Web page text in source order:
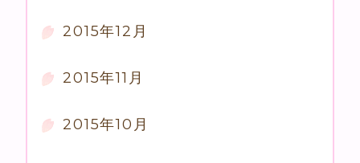
2015年12月
2015年11月
2015年10月